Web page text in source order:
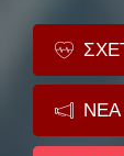
ΝΕΑ